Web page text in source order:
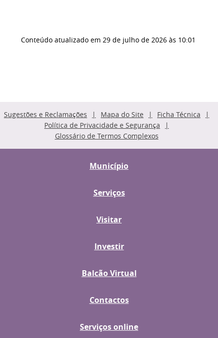
Conteúdo atualizado em 29 de julho de 2026 às 10:01
Sugestões e Reclamações Mapa do Site
Ficha Técnica
Política de Privacidade e Segurança
Glossário de Termos Complexos
Município
Serviços
Visitar
Investir
Balcão Virtual
Contactos
Serviços online